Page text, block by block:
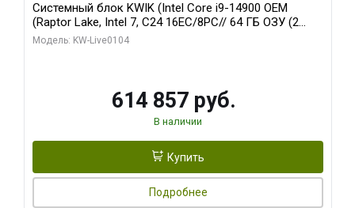
Системный блок KWIK (Intel Core i9-14900 OEM
(Raptor Lake, Intel 7, C24 16EC/8PC// 64 ГБ ОЗУ (2
модуля)/ Afox RTX4090 24GB GDDR6X 384-Bit 3xDP
Модель: KW-Live0104
614 857 руб.
В наличии
Купить
Подробнее